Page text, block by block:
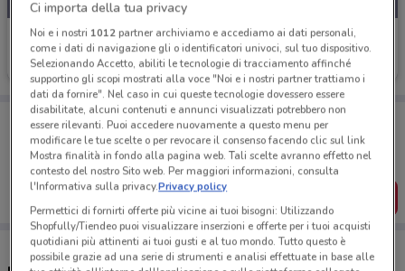
Crystal Nails
Scade il 31/08
Porta DoveConviene sempre con te!
Puoi trovare le migliori offerte dei negozi vicino a te,
salvarle e creare la tua lista del risparmio, comodamente
dal tuo cellulare.
SCARICA L’APP
Ci importa della tua privacy
Noi e i nostri 1012partner archiviamo e accediamo ai dati personali,
come i dati di navigazione gli o identificatori univoci, sul tuo dispositivo.
Selezionando Accetto, abiliti le tecnologie di tracciamento affinché
supportino gli scopi mostrati alla voce "Noi e i nostri partner trattiamo i
dati da fornire". Nel caso in cui queste tecnologie dovessero essere
disabilitate, alcuni contenuti e annunci visualizzati potrebbero non
essere rilevanti. Puoi accedere nuovamente a questo menu per
modificare le tue scelte o per revocare il consenso facendo clic sul link
Mostra finalità in fondo alla pagina web. Tali scelte avranno effetto nel
contesto del nostro Sito web. Per maggiori informazioni, consulta
l'Informativa sulla privacy.Privacy policy
Permettici di fornirti offerte più vicine ai tuoi bisogni: Utilizzando
Shopfully/Tiendeo puoi visualizzare inserzioni e offerte per i tuoi acquisti
quotidiani più attinenti ai tuoi gusti e al tuo mondo. Tutto questo è
possibile grazie ad una serie di strumenti e analisi effettuate in base alle